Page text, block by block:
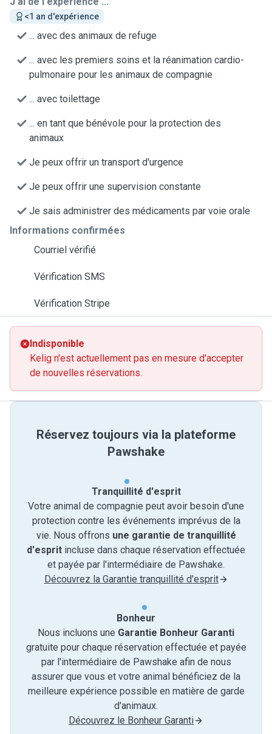
<1 an d'expérience
... avec des animaux de refuge
... avec les premiers soins et la réanimation cardio-
pulmonaire pour les animaux de compagnie
... avec toilettage
... en tant que bénévole pour la protection des
animaux
Je peux offrir un transport d'urgence
Je peux offrir une supervision constante
Je sais administrer des médicaments par voie orale
Informations confirmées
Courriel vérifié
Vérification SMS
Vérification Stripe
Indisponible
Kelig n'est actuellement pas en mesure d'accepter
de nouvelles réservations.
Réservez toujours via la plateforme
Pawshake
Tranquillité d'esprit
Votre animal de compagnie peut avoir besoin d'une
protection contre les événements imprévus de la
vie. Nous offrons une garantie de tranquillité
d'esprit incluse dans chaque réservation effectuée
et payée par l'intermédiaire de Pawshake.
Découvrez la Garantie tranquillité d'esprit
Bonheur
Nous incluons une Garantie Bonheur Garanti
gratuite pour chaque réservation effectuée et payée
par l'intermédiaire de Pawshake afin de nous
assurer que vous et votre animal bénéficiez de la
meilleure expérience possible en matière de garde
d'animaux.
Découvrez le Bonheur Garanti